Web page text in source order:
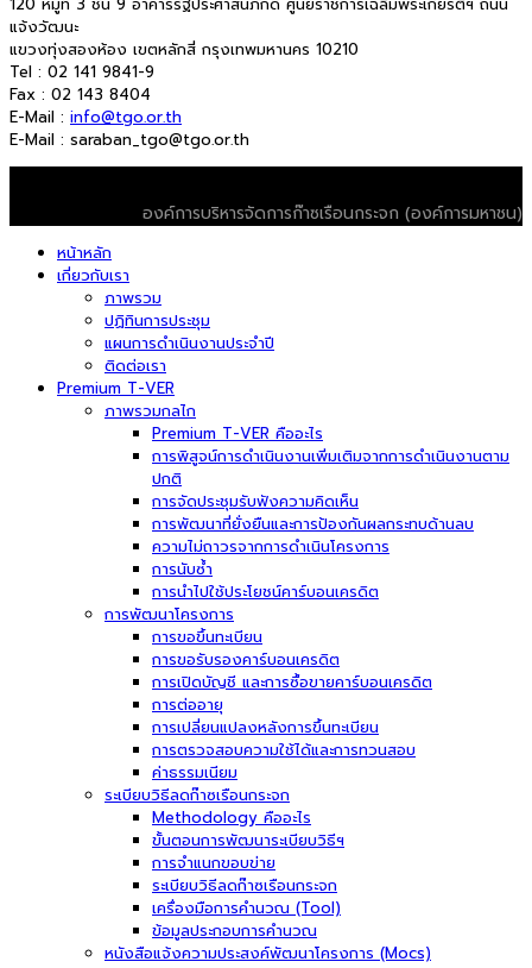
120 หมู่ที่ 3 ชั้น 9 อาคารรัฐประศาสนภักดี ศูนย์ราชการเฉลิมพระเกียรติฯ ถนน
แจ้งวัฒนะ
แขวงทุ่งสองห้อง เขตหลักสี่ กรุงเทพมหานคร 10210
Tel : 02 141 9841-9
Fax : 02 143 8404
E-Mail : info@tgo.or.th
E-Mail : saraban_tgo@tgo.or.th
องค์การบริหารจัดการก๊าซเรือนกระจก (องค์การมหาชน)
หน้าหลัก
เกี่ยวกับเรา
ภาพรวม
ปฏิทินการประชุม
แผนการดำเนินงานประจำปี
ติดต่อเรา
Premium T-VER
ภาพรวมกลไก
Premium T-VER คืออะไร
การพิสูจน์การดำเนินงานเพิ่มเติมจากการดำเนินงานตาม
ปกติ
การจัดประชุมรับฟังความคิดเห็น
การพัฒนาที่ยั่งยืนและการป้องกันผลกระทบด้านลบ
ความไม่ถาวรจากการดำเนินโครงการ
การนับซ้ำ
การนำไปใช้ประโยชน์คาร์บอนเครดิต
การพัฒนาโครงการ
การขอขึ้นทะเบียน
การขอรับรองคาร์บอนเครดิต
การเปิดบัญชี และการซื้อขายคาร์บอนเครดิต
การต่ออายุ
การเปลี่ยนแปลงหลังการขึ้นทะเบียน
การตรวจสอบความใช้ได้และการทวนสอบ
ค่าธรรมเนียม
ระเบียบวิธีลดก๊าซเรือนกระจก
Methodology คืออะไร
ขั้นตอนการพัฒนาระเบียบวิธีฯ
การจำแนกขอบข่าย
ระเบียบวิธีลดก๊าซเรือนกระจก
เครื่องมือการคำนวณ (Tool)
ข้อมูลประกอบการคำนวณ
หนังสือแจ้งความประสงค์พัฒนาโครงการ (Mocs)